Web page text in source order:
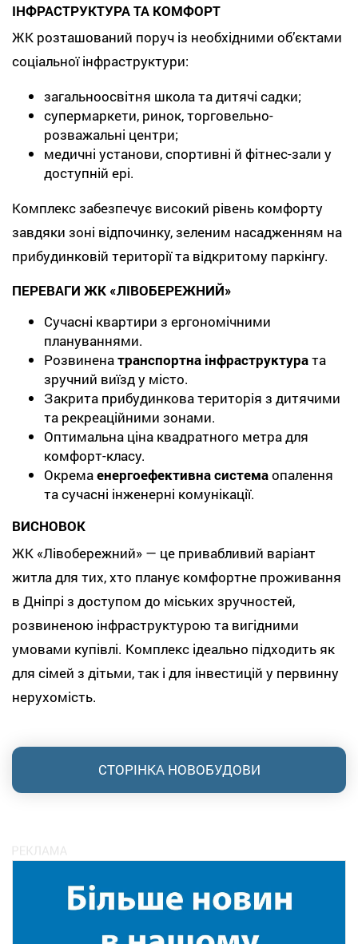
ІНФРАСТРУКТУРА ТА КОМФОРТ
ЖК розташований поруч із необхідними об’єктами
соціальної інфраструктури:
загальноосвітня школа та дитячі садки;
супермаркети, ринок, торговельно-
розважальні центри;
медичні установи, спортивні й фітнес-зали у
доступній ері.
Комплекс забезпечує високий рівень комфорту
завдяки зоні відпочинку, зеленим насадженням на
прибудинковій території та відкритому паркінгу.
ПЕРЕВАГИ ЖК «ЛІВОБЕРЕЖНИЙ»
Сучасні квартири з ергономічними
плануваннями.
Розвиненатранспортна інфраструктурата
зручний виїзд у місто.
Закрита прибудинкова територія з дитячими
та рекреаційними зонами.
Оптимальна ціна квадратного метра для
комфорт-класу.
Окремаенергоефективна системаопалення
та сучасні інженерні комунікації.
ВИСНОВОК
ЖК «Лівобережний» — це привабливий варіант
житла для тих, хто планує комфортне проживання
в Дніпрі з доступом до міських зручностей,
розвиненою інфраструктурою та вигідними
умовами купівлі. Комплекс ідеально підходить як
для сімей з дітьми, так і для інвестицій у первинну
нерухомість.
СТОРІНКА НОВОБУДОВИ